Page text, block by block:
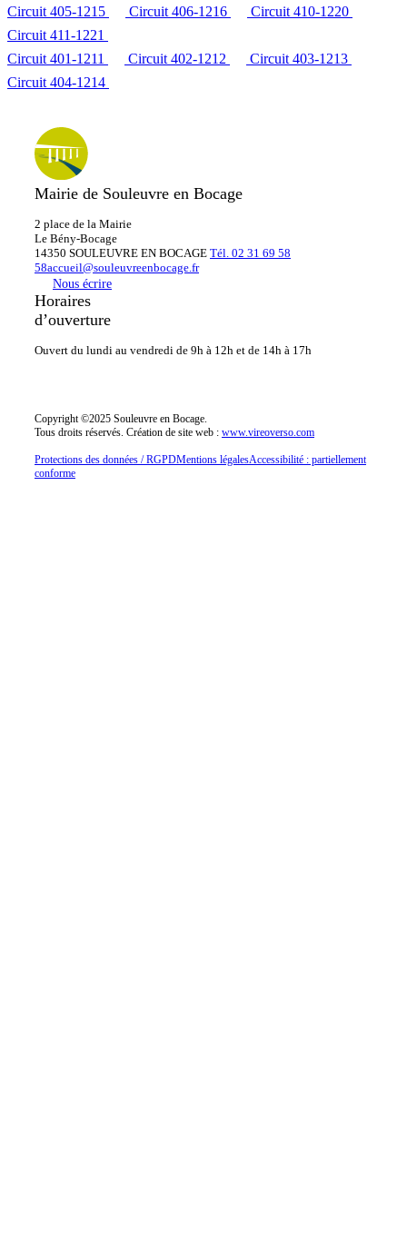
Circuit 405-1215 Circuit 406-1216
Circuit 410-1220
Circuit 411-1221
Circuit 401-1211
Circuit 402-1212
Circuit 403-1213
Circuit 404-1214
Mairie de Souleuvre en Bocage
2 place de la Mairie
Le Bény-Bocage
14350 SOULEUVRE EN BOCAGE Tél. 02 31 69 58
58accueil@souleuvreenbocage.fr
Nous écrire
Horaires
d’ouverture
Ouvert du lundi au vendredi de 9h à 12h et de 14h à 17h
Copyright ©2025 Souleuvre en Bocage.
Tous droits réservés. Création de site web : www.vireoverso.com
Protections des données / RGPDMentions légalesAccessibilité : partiellement
conforme